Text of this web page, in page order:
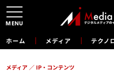
ホーム メディア テクノ
メディア IP・コンテンツ
MENU